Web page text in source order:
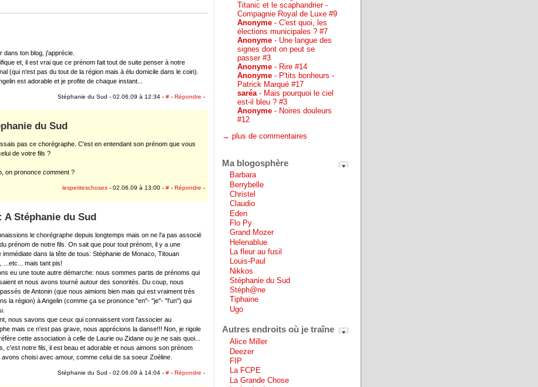
dans ton blog, j'apprécie.
et, il est vrai que ce prénom fait tout de suite penser à notre
(qui n'est pas du tout de la région mais à élu domicile dans le coin).
est adorable et je profite de chaque instant...
Stéphanie du Sud - 02.06.09 à 12:34 - # - Répondre -
du Sud
pas ce chorégraphe. C'est en entendant son prénom que vous
de votre fils ?
on prononce comment ?
lespetiteschoses - 02.06.09 à 13:00 - # - Répondre -
A Stéphanie du Sud
le chorégraphe depuis longtemps mais on ne l'a pas associé
prénom de notre fils. On sait que pour tout prénom, il y a une
immédiate dans la tête de tous: Stéphanie de Monaco, Titouan
...etc... mais tant pis!
eu une toute autre démarche: nous sommes partis de prénoms qui
et nous avons tourné autour des sonorités. Du coup, nous
de Antonin (que nous aimions bien mais qui est vraiment très
la région) à Angelin (comme ça se prononce "en"- "je"- "l'un") qui
nous savons que ceux qui connaissent vont l'associer au
mais ce n'est pas grave, nous apprécions la danse!!! Non, je rigole
cette association à celle de Laurie ou Zidane ou je ne sais quoi...
c'est notre fils, il est beau et adorable et nous aimons son prénom
avons choisi avec amour, comme celui de sa soeur Zoéline.
Stéphanie du Sud - 02.06.09 à 14:04 - # - Répondre -
Titanic et le scaphandrier -
Compagnie Royal de Luxe #9
Anonyme - C'est quoi, les
élections municipales ? #7
Anonyme - Une langue des
signes dont on peut se
passer #3
Anonyme - Rire #14
Anonyme - P'tits bonheurs -
Patrick Marqué #17
saréa- Mais pourquoi le ciel
est-il bleu ? #3
Anonyme - Noires douleurs
#12
→ plus de commentaires
Ma blogosphère
Barbara
Berrybelle
Christel
Claudio
Eden
Flo Py
Grand Mozer
Helenablue
La fleur au fusil
Louis-Paul
Nikkos
Stéphanie du Sud
Stéph@ne
Tiphaine
Ugo
Autres endroits où je traîne
Alice Miller
Deezer
FIP
La FCPE
La Grande Chose